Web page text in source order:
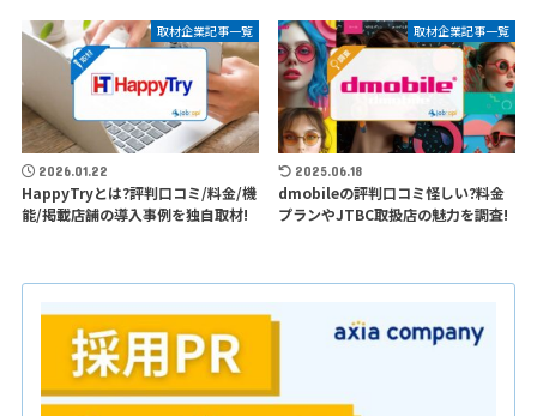
取材企業記事一覧
2026.01.22
HappyTryとは?評判口コミ/料金/機
能/掲載店舗の導入事例を独自取材!
取材企業記事一覧
2025.06.18
dmobileの評判口コミ怪しい?料金
プランやJTBC取扱店の魅力を調査!